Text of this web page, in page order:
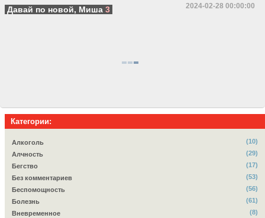
Давай по новой, Миша 3 2024-02-28 00:00:00
Категории:
Алкоголь
(10)
Алчность
(29)
Бегство
(17)
Без комментариев
(53)
Беспомощность
(56)
Болезнь
(61)
Вневременное
(8)